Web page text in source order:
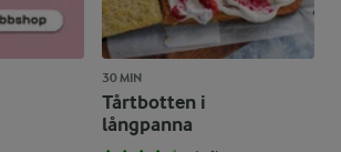
30 MIN
Tårtbotten i
långpanna